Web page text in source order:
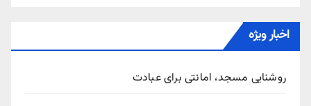
اخبار ویژه
روشنایی مسجد، امانتی برای عبادت